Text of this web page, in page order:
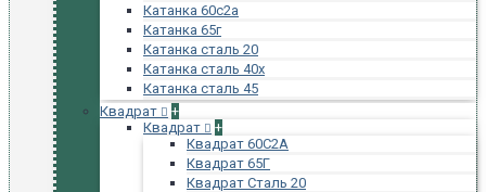
Катанка 60с2а
Катанка 65г
Катанка сталь 20
Катанка сталь 40х
Катанка сталь 45
Квадрат
+
Квадрат
+
Квадрат 60С2А
Квадрат 65Г
Квадрат Сталь 20